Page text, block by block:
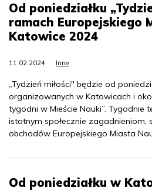
Od poniedziałku
ramach Europejskiego
Katowice 2024
11.02.2024 Inne
„Tydzień miłości" będzie od
organizowanych w Katowicach i
tygodni w Mieście Nauki”. Tygodnie
istotnym społecznie zagadnieniom,
obchodów Europejskiego Miasta
Od poniedziałku w